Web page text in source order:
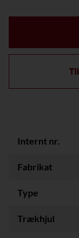
Internt nr.
Fabrikat
Type
Trækhjul